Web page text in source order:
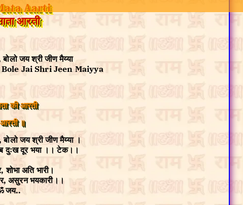
Aarti
आरती
जय श्री जीण मैय्या
Jai Shri Jeen Maiyya
की आरती
॥
जय श्री जीण मैय्या ।
दुःख दूर भया ।। टेक।।
शोभा अति भारी।
असुरन भयकारी।।
जय..